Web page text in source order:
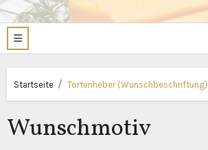
Startseite Tortenheber (Wunschbeschriftung)
Wunschmotiv